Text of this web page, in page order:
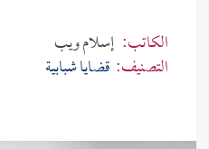
الكاتب: إسلام ويب
التصنيف: قضايا شبابية